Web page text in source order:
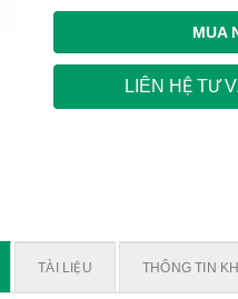
MUA
LIÊN HỆ TƯ
TÀI LIỆU THÔNG TIN